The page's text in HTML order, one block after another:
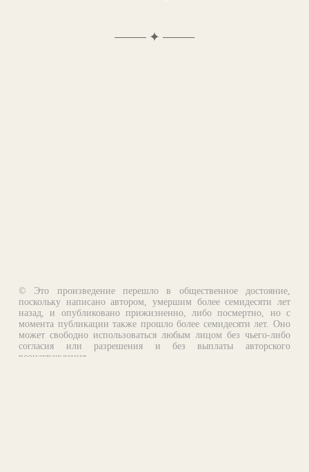
✦
© Это произведение перешло в общественное достояние,
поскольку написано автором, умершим более семидесяти лет
назад, и опубликовано прижизненно, либо посмертно, но с
момента публикации также прошло более семидесяти лет. Оно
может свободно использоваться любым лицом без чьего-либо
согласия или разрешения и без выплаты авторского
вознаграждения.